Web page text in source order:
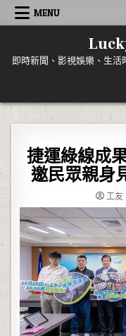
Skip to content
MENU
即時新聞、影視娛樂、生
捷運綠線成
邀民眾親身
工友